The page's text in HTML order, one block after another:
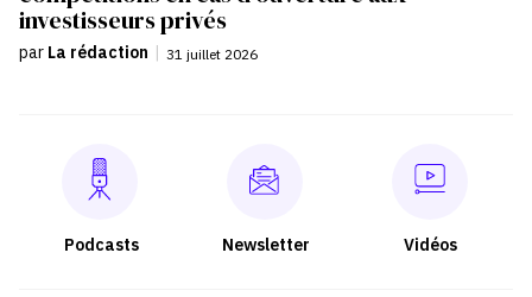
investisseurs privés
par La rédaction 31 juillet 2026
Podcasts Newsletter Vidéos